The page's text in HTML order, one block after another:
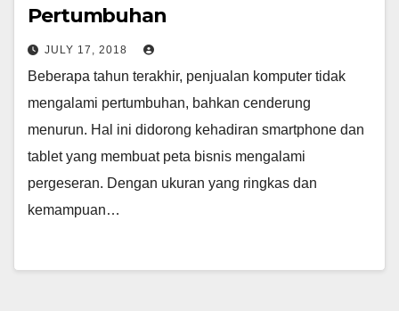
Pertumbuhan
JULY 17, 2018
Beberapa tahun terakhir, penjualan komputer tidak
mengalami pertumbuhan, bahkan cenderung
menurun. Hal ini didorong kehadiran smartphone dan
tablet yang membuat peta bisnis mengalami
pergeseran. Dengan ukuran yang ringkas dan
kemampuan…